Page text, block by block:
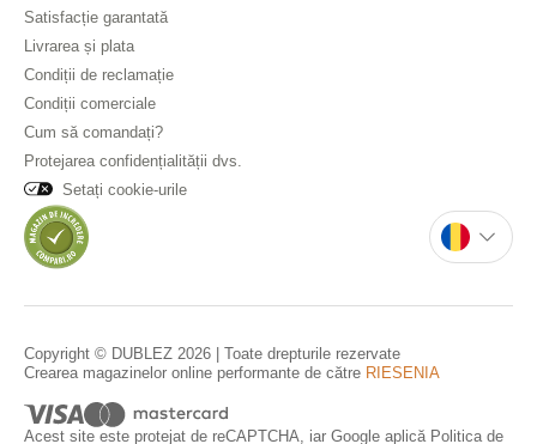
Satisfacție garantată
Livrarea și plata
Condiții de reclamație
Condiții comerciale
Cum să comandați?
Protejarea confidențialității dvs.
Setați cookie-urile
Copyright © DUBLEZ 2026 | Toate drepturile rezervate
Crearea magazinelor online performante de către RIESENIA
Acest site este protejat de reCAPTCHA, iar Google aplică Politica de